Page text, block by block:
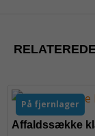
På fjernlager
Affaldssække